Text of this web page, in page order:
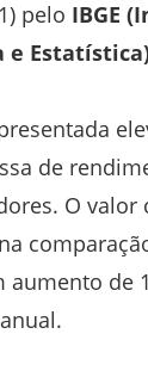
pelo IBGE
e
de
O valor
aumento de